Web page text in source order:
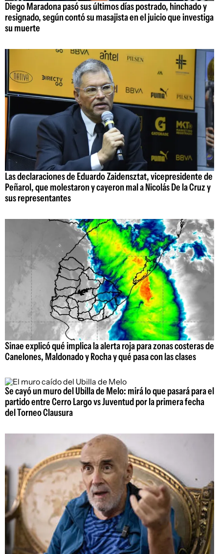
Diego Maradona pasó sus últimos días postrado, hinchado y
resignado, según contó su masajista en el juicio que investiga
su muerte
Las declaraciones de Eduardo Zaidensztat, vicepresidente de
Peñarol, que molestaron y cayeron mal a Nicolás De la Cruz y
sus representantes
Sinae explicó qué implica la alerta roja para zonas costeras de
Canelones, Maldonado y Rocha y qué pasa con las clases
Se cayó un muro del Ubilla de Melo: mirá lo que pasará para el
partido entre Cerro Largo vs Juventud por la primera fecha
del Torneo Clausura